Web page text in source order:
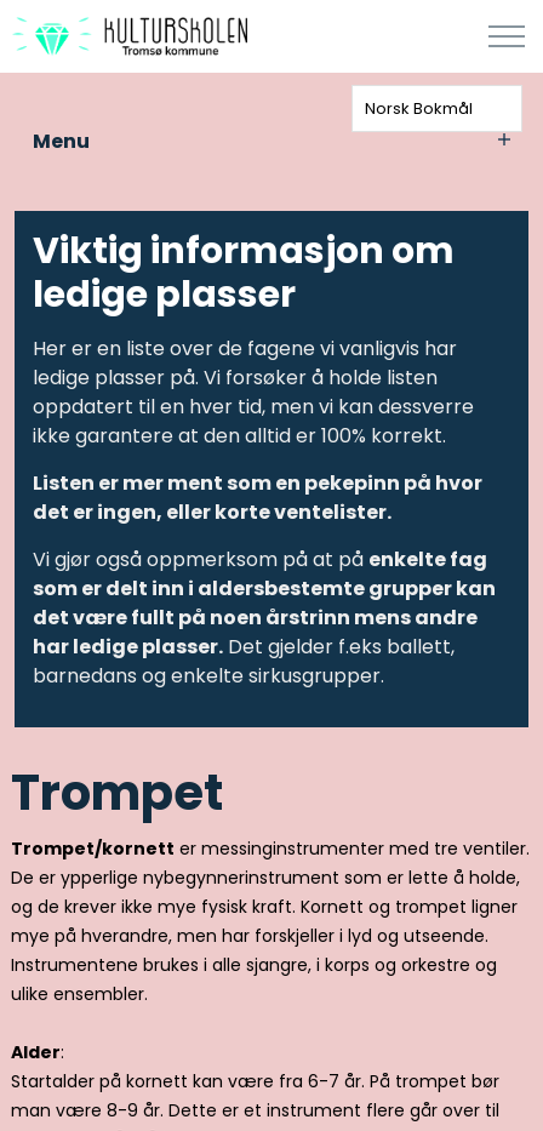
Menu
Viktig informasjon om
ledige plasser
Her er en liste over de fagene vi vanligvis har
ledige plasser på. Vi forsøker å holde listen
oppdatert til en hver tid, men vi kan dessverre
ikke garantere at den alltid er 100% korrekt.
Listen er mer ment som en pekepinn på hvor
det er ingen, eller korte ventelister.
Vi gjør også oppmerksom på at på enkelte fag
som er delt inn i aldersbestemte grupper kan
det være fullt på noen årstrinn mens andre
har ledige plasser. Det gjelder f.eks ballett,
barnedans og enkelte sirkusgrupper.
Trompet
Trompet/kornett er messinginstrumenter med tre ventiler.
De er ypperlige nybegynnerinstrument som er lette å holde,
og de krever ikke mye fysisk kraft. Kornett og trompet ligner
mye på hverandre, men har forskjeller i lyd og utseende.
Instrumentene brukes i alle sjangre, i korps og orkestre og
ulike ensembler.
Alder:
Startalder på kornett kan være fra 6-7 år. På trompet bør
man være 8-9 år. Dette er et instrument flere går over til
Norsk Bokmål